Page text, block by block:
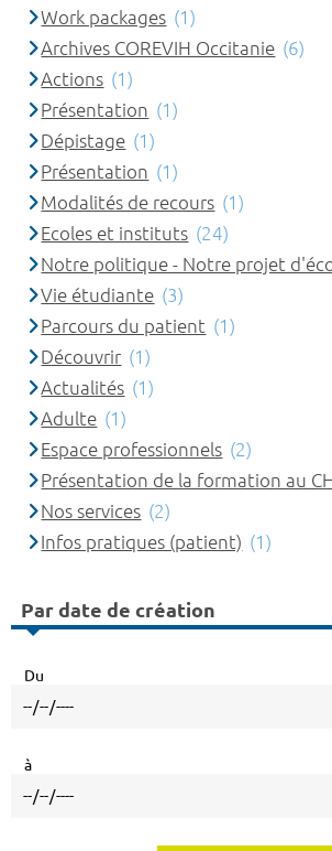
Work packages (1)
Archives COREVIH Occitanie (6)
Actions (1)
Présentation (1)
Dépistage (1)
Présentation (1)
Modalités de recours (1)
Ecoles et instituts (24)
Notre politique - Notre projet
Vie étudiante (3)
Parcours du patient (1)
Découvrir (1)
Actualités (1)
Adulte (1)
Espace professionnels (2)
Présentation de la formation au
Nos services (2)
Infos pratiques (patient) (1)
Par date de création
Du
à